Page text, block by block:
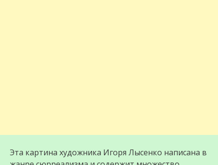
Эта картина художника Игоря Лысенко написана в